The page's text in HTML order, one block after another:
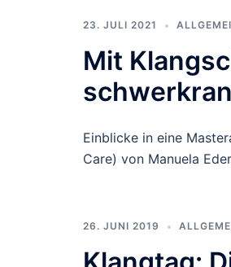
23. JULI 2021
Mit
Einblicke in eine
Care) von Manuela
26. JUNI 2019